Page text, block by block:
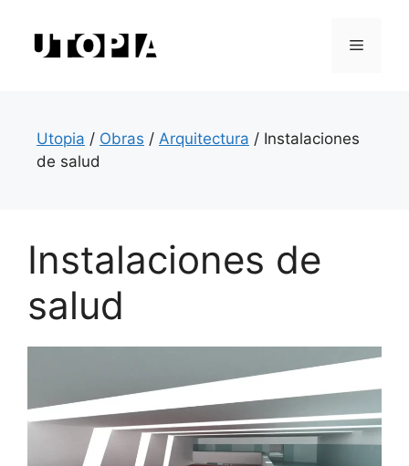
contenido
Menú
Utopia / Obras / Arquitectura / Instalaciones
de salud
Instalaciones de
salud